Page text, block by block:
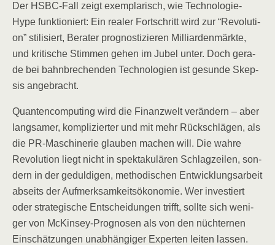
Der HSBC-Fall zeigt exem­pla­risch, wie Tech­no­lo­gie-
Hype funk­tio­niert: Ein rea­ler Fort­schritt wird zur “Revo­lu­ti­
on” sti­li­siert, Bera­ter pro­gnos­ti­zie­ren Mil­li­ar­den­märk­te,
und kri­ti­sche Stim­men gehen im Jubel unter. Doch gera­
de bei bahn­bre­chen­den Tech­no­lo­gien ist gesun­de Skep­
sis angebracht.
Quan­ten­com­pu­ting wird die Finanz­welt ver­än­dern – aber
lang­sa­mer, kom­pli­zier­ter und mit mehr Rück­schlä­gen, als
die PR-Maschi­ne­rie glau­ben machen will. Die wah­re
Revo­lu­ti­on liegt nicht in spek­ta­ku­lä­ren Schlag­zei­len, son­
dern in der gedul­di­gen, metho­di­schen Ent­wick­lungs­ar­beit
abseits der Auf­merk­sam­keits­öko­no­mie. Wer inves­tiert
oder stra­te­gi­sche Ent­schei­dun­gen trifft, soll­te sich weni­
ger von McK­in­sey-Pro­gno­sen als von den nüch­ter­nen
Ein­schät­zun­gen unab­hän­gi­ger Exper­ten lei­ten lassen.